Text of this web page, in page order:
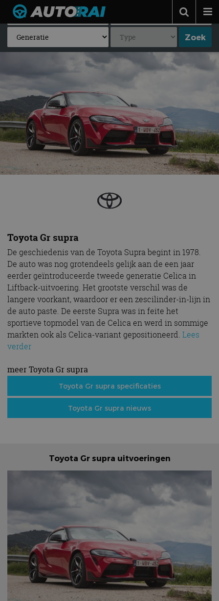
Autonieuws
Podcast
Automerken
Adverteren
Contact
MotorRAI.nl
Toyota Gr supra
De geschiedenis van de Toyota Supra begint in 1978.
De auto was nog grotendeels gelijk aan de een jaar
eerder geïntroduceerde tweede generatie Celica in
Liftback-uitvoering. Het grootste verschil was de
langere voorkant, waardoor er een zescilinder-in-lijn in
de auto paste. De eerste Supra was in feite het
sportieve topmodel van de Celica en werd in sommige
markten ook als Celica-variant gepositioneerd. Lees
verder
meer Toyota Gr supra
Toyota Gr supra specificaties
Toyota Gr supra nieuws
Toyota Gr supra uitvoeringen